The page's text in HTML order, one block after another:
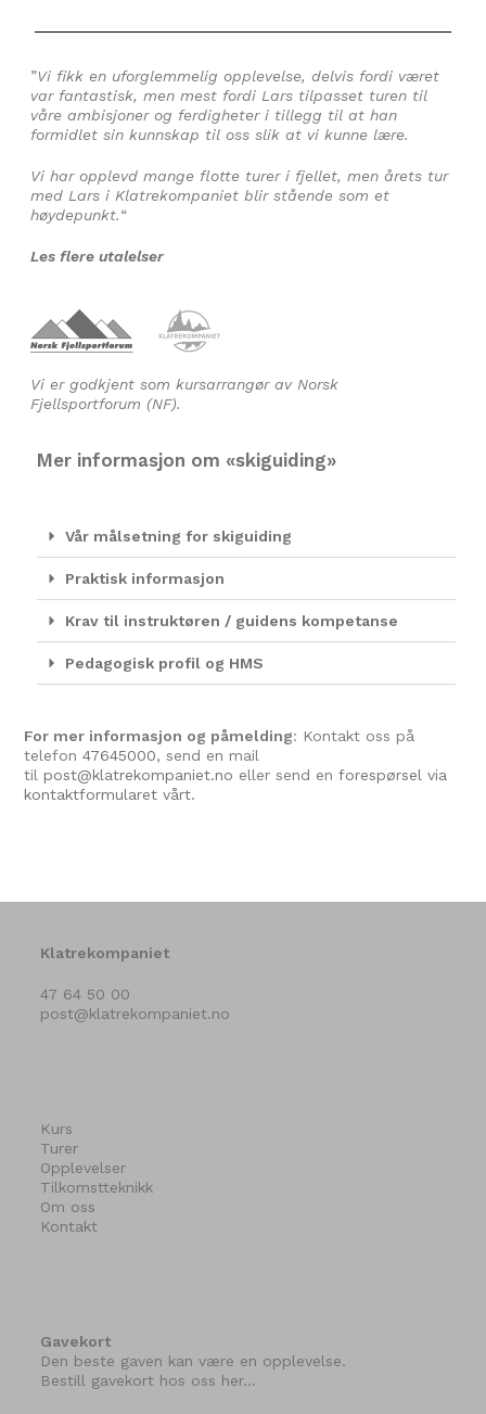
”Vi fikk en uforglemmelig opplevelse, delvis fordi været
var fantastisk, men mest fordi Lars tilpasset turen til
våre ambisjoner og ferdigheter i tillegg til at han
formidlet sin kunnskap til oss slik at vi kunne lære.
Vi har opplevd mange flotte turer i fjellet, men årets tur
med Lars i Klatrekompaniet blir stående som et
høydepunkt.“
Les flere utalelser
Vi er godkjent som kursarrangør av Norsk
Fjellsportforum (NF).
Mer informasjon om «skiguiding»
Vår målsetning for skiguiding
Praktisk informasjon
Krav til instruktøren / guidens kompetanse
Pedagogisk profil og HMS
For mer informasjon og påmelding: Kontakt oss på
telefon47645000, send en mail
til post@klatrekompaniet.no eller send enforespørsel via
kontaktformularet vårt.
Klatrekompaniet
47 64 50 00
post@klatrekompaniet.no
Kurs
Turer
Opplevelser
Tilkomstteknikk
Om oss
Kontakt
Gavekort
Den beste gaven kan være en opplevelse.
Bestill gavekort hos oss her…